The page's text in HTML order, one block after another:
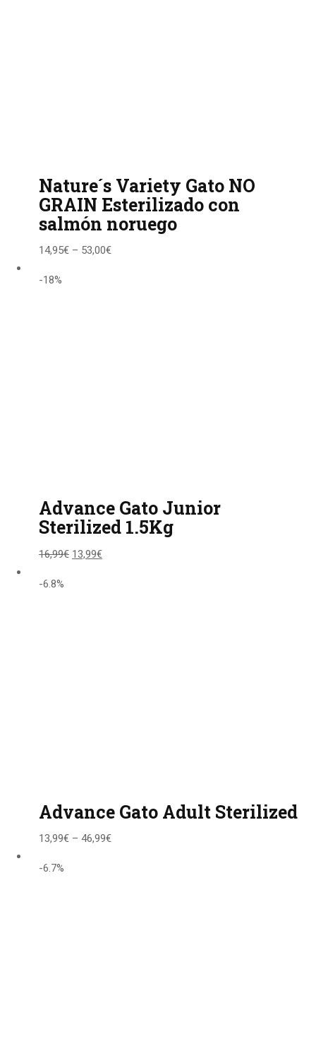
Nature´s Variety Gato NO
GRAIN Esterilizado con
salmón noruego
14,95€ – 53,00€
-18%
Advance Gato Junior
Sterilized 1.5Kg
16,99€ 13,99€
-6.8%
Advance Gato Adult Sterilized
13,99€ – 46,99€
-6.7%